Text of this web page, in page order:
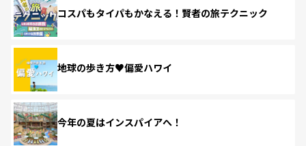
コスパもタイパもかなえる！賢者の旅テクニック
地球の歩き方♥偏愛ハワイ
今年の夏はインスパイアへ！